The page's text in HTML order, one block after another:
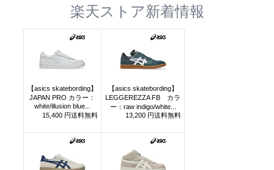
楽天ストア新着情報